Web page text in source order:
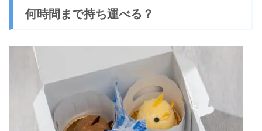
何時間まで持ち運べる？